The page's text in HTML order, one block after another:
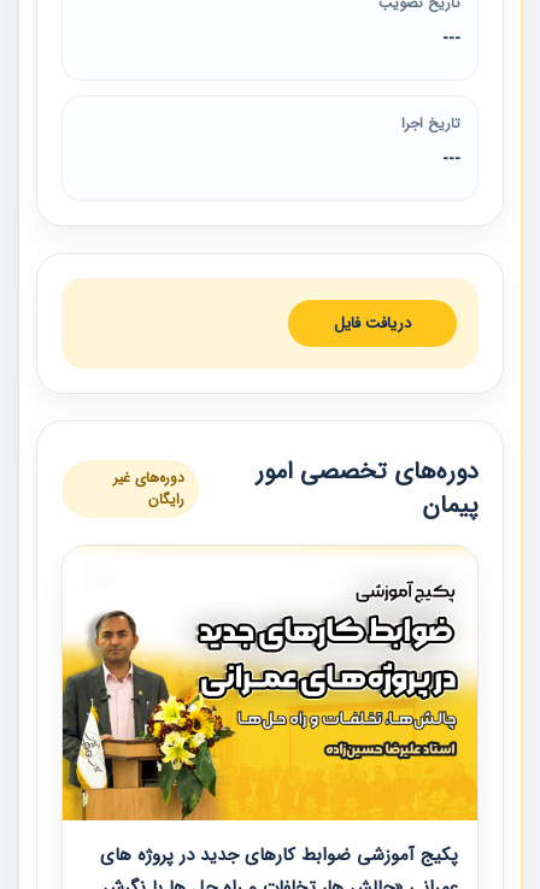
---
تاریخ اجرا
---
دریافت فایل
دوره‌های تخصصی امور
پیمان
دوره‌های غیر
رایگان
پکیج آموزشی ضوابط کارهای جدید در پروژه های